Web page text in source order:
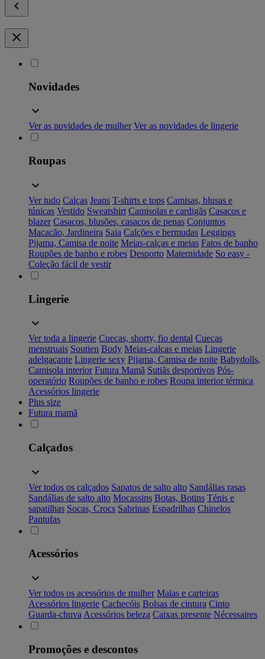
Novidades
Ver as novidades de mulher Ver as novidades de lingerie
Roupas
Ver tudo Calças Jeans T-shirts e tops Camisas, blusas e
túnicas Vestido Sweatshirt Camisolas e cardigãs Casacos e
blazer Casacos, blusões, casacos de penas Conjuntos
Macacão, Jardineira Saia Calções e bermudas Leggings
Pijama, Camisa de noite Meias-calças e meias Fatos de banho
Roupões de banho e robes Desporto Maternidade So easy -
Coleção fácil de vestir
Lingerie
Ver toda a lingerie Cuecas, shorty, fio dental Cuecas
menstruais Soutien Body Meias-calças e meias Lingerie
adelgaçante Lingerie sexy Pijama, Camisa de noite Babydolls,
Camisola interior Futura Mamã Sutiãs desportivos Pós-
operatório Roupões de banho e robes Roupa interior térmica
Acessórios lingerie
Plus size
Futura mamã
Calçados
Ver todos os calçados Sapatos de salto alto Sandálias rasas
Sandálias de salto alto Mocassins Botas, Botins Ténis e
sapatilhas Socas, Crocs Sabrinas Espadrilhas Chinelos
Pantufas
Acessórios
Ver todos os acessórios de mulher Malas e carteiras
Acessórios lingerie Cachecóis Bolsas de cintura Cinto
Guarda-chuva Acessórios beleza Caixas presente Nécessaires
Promoções e descontos